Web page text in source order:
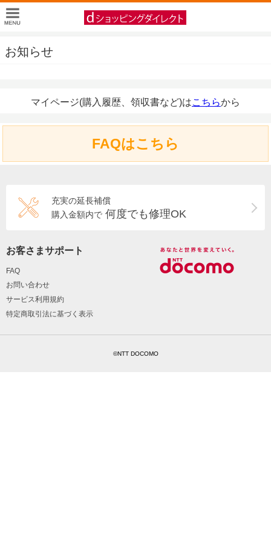
お知らせ
マイページ(購入履歴、領収書など)はこちらから
FAQはこちら
充実の延長補償
購入金額内で 何度でも修理OK
お客さまサポート
FAQ
お問い合わせ
サービス利用規約
特定商取引法に基づく表示
©NTT DOCOMO